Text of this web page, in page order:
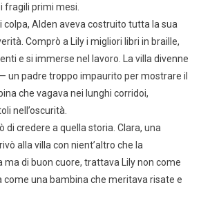
fragili primi mesi.
colpa, Alden aveva costruito tutta la sua
Comprò a Lily i migliori libri in braille,
e si immerse nel lavoro. La villa divenne
un padre troppo impaurito per mostrare il
che vagava nei lunghi corridoi,
nell’oscurità.
di credere a quella storia. Clara, una
alla villa con nient’altro che la
di buon cuore, trattava Lily non come
una bambina che meritava risate e